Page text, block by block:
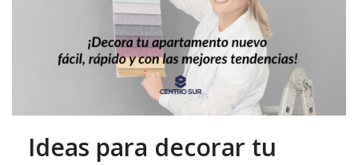
Ideas para decorar tu